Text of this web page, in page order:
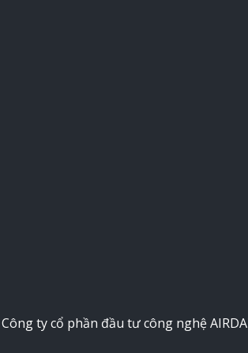
ty cổ phần đầu tư công nghệ